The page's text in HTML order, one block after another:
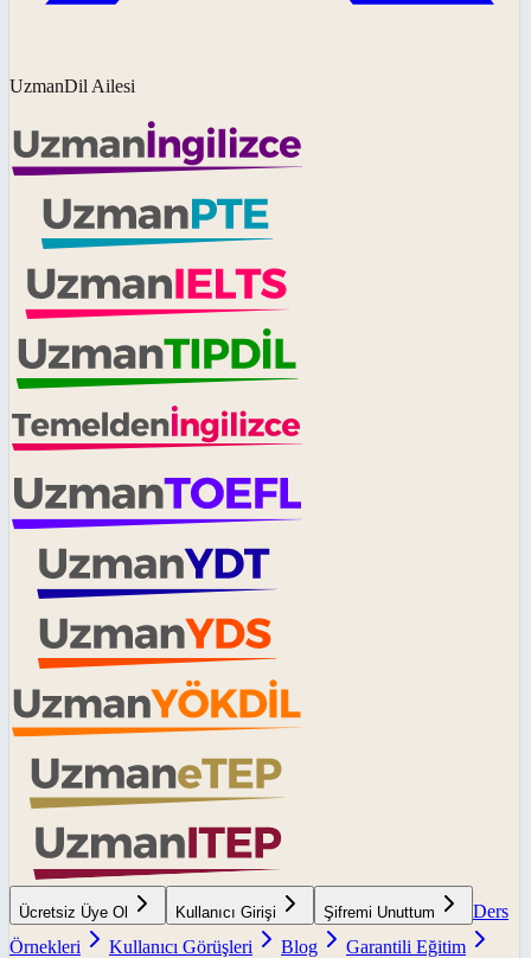
UzmanDil Ailesi
Ücretsiz Üye Ol Kullanıcı Girişi Şifremi Unuttum
Ders
Örnekleri
Kullanıcı Görüşleri Blog
Garantili Eğitim